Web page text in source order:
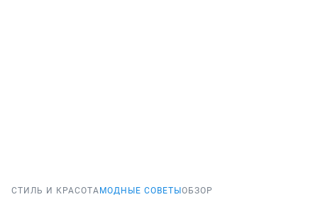
СТИЛЬ И КРАСОТА МОДНЫЕ СОВЕТЫ ОБЗОР